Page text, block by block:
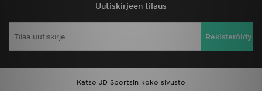
Uutiskirjeen tilaus
Rekisteröidy
Katso JD Sportsin koko sivusto